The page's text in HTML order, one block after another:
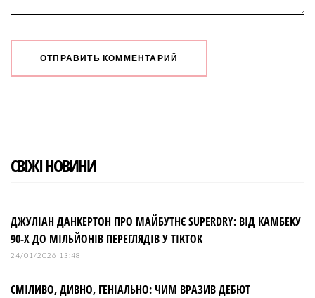
СВІЖІ НОВИНИ
ДЖУЛІАН ДАНКЕРТОН ПРО МАЙБУТНЄ SUPERDRY: ВІД КАМБЕКУ
90-Х ДО МІЛЬЙОНІВ ПЕРЕГЛЯДІВ У TIKTOK
24/01/2026 13:48
СМІЛИВО, ДИВНО, ГЕНІАЛЬНО: ЧИМ ВРАЗИВ ДЕБЮТ